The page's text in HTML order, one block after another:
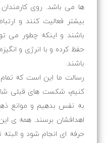
ها می باشد. روی کارمندان
بیشتر فعالیت کنند و
باشند و اینکه چطور می
حفظ کرده و با انرژی و
باشند.
رسالت ما این است که
کنیم، شکست های قبلی شان
به نفس بدهیم و موانع
اهدافشان برسند. همه ی
حرفه ای انجام شود و البته